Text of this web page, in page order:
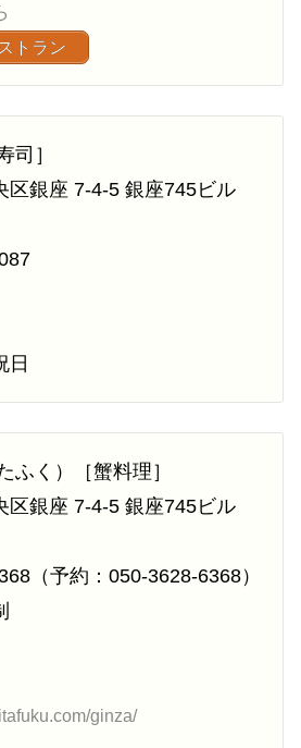
トラン
司］
区銀座 7-4-5 銀座745ビル
日
ふく）［蟹料理］
区銀座 7-4-5 銀座745ビル
（予約：050-3628-6368）
ginza/